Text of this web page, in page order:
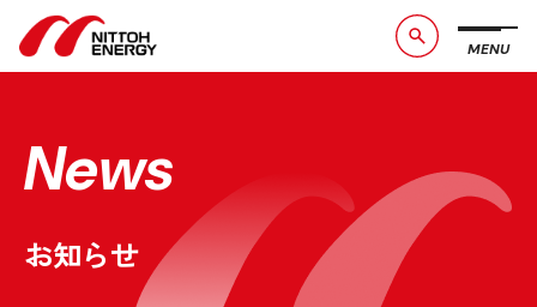
MENU
ブランドメッセージ
事業紹介
お問い合わせ
サービスサイト
News
お知らせ